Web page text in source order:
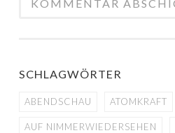
SCHLAGWÖRTER
ABENDSCHAU ATOMKRAFT
AUF NIMMERWIEDERSEHEN